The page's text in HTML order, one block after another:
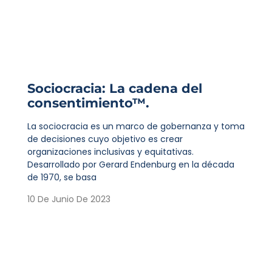
Sociocracia: La cadena del
consentimiento™.
La sociocracia es un marco de gobernanza y toma
de decisiones cuyo objetivo es crear
organizaciones inclusivas y equitativas.
Desarrollado por Gerard Endenburg en la década
de 1970, se basa
10 De Junio De 2023